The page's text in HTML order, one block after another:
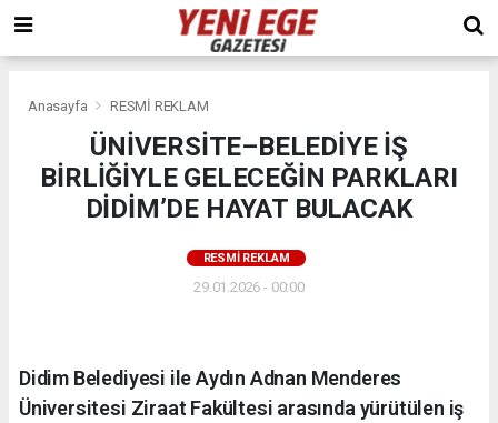
Anasayfa RESMİ REKLAM
ÜNİVERSİTE–BELEDİYE İŞ
BİRLİĞİYLE GELECEĞİN PARKLARI
DİDİM’DE HAYAT BULACAK
RESMİ REKLAM
29.01.2026 - 00:00
Didim Belediyesi ile Aydın Adnan Menderes
Üniversitesi Ziraat Fakültesi arasında yürütülen iş